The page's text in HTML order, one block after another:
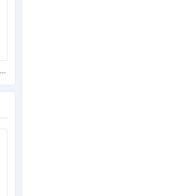
(自适应手机版)响应式中小学早教教育机构类网站pbootcms模板 HTML5教育培训机构网站源码